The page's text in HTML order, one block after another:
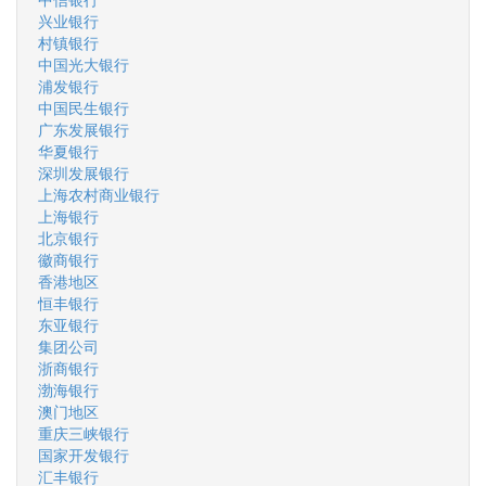
兴业银行
村镇银行
中国光大银行
浦发银行
中国民生银行
广东发展银行
华夏银行
深圳发展银行
上海农村商业银行
上海银行
北京银行
徽商银行
香港地区
恒丰银行
东亚银行
集团公司
浙商银行
渤海银行
澳门地区
重庆三峡银行
国家开发银行
汇丰银行